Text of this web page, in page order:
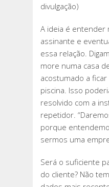
divulgação)
A ideia é entender
assinante e
essa relação.
more numa casa
acostumado a
piscina. Isso
resolvido com a
repetidor.
porque
sermos uma
Será o suficiente
do cliente? Não